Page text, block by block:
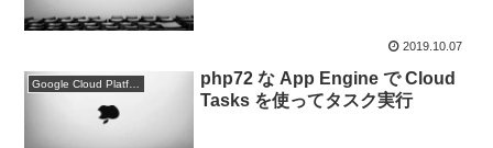
2019.10.07
Google Cloud Platform
php72 な App Engine で Cloud
Tasks を使ってタスク実行